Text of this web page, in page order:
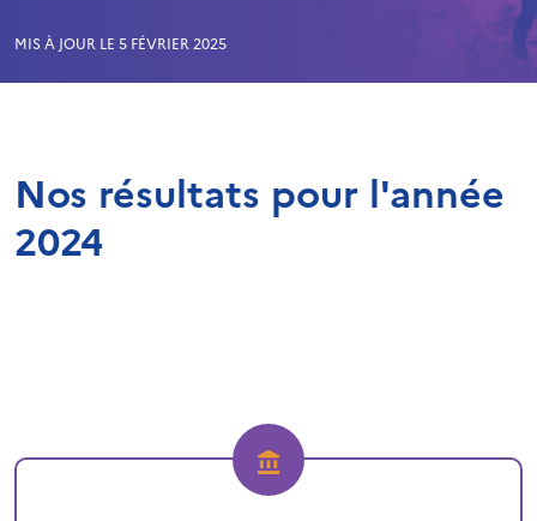
MIS À JOUR LE 5 FÉVRIER 2025
Nos résultats pour l'année
2024